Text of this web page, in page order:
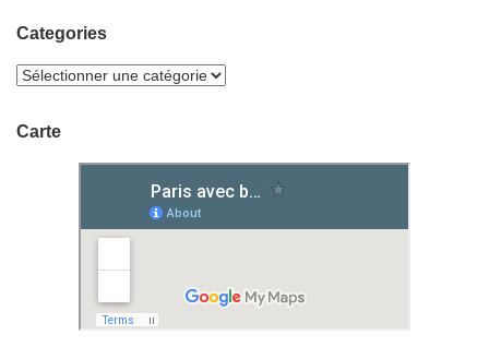
Categories
Carte